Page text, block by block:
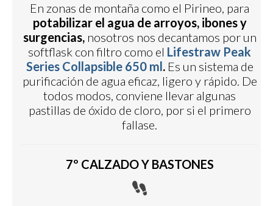
En zonas de montaña como el Pirineo, para
potabilizar el agua de arroyos, ibones y
surgencias,nosotros nos decantamos por un
softflask con filtro como el Lifestraw Peak
Series Collapsible 650 ml.Es un sistema de
purificación de agua eficaz, ligero y rápido. De
todos modos, conviene llevar algunas
pastillas de óxido de cloro, por si el primero
fallase.
7º CALZADO Y BASTONES